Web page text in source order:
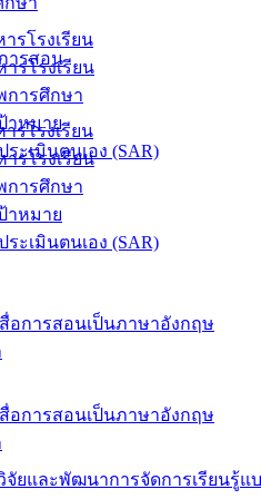
ารสอน
รโรงเรียน
รโรงเรียน
ารศึกษา
าหมาย
ระเมินตนเอง (SAR)
อการสอนเป็นภาษาอังกฤษ
รโรงเรียน
รโรงเรียน
ารศึกษา
าหมาย
ระเมินตนเอง (SAR)
อการสอนเป็นภาษาอังกฤษ
วิจัยและพัฒนาการจัดการเรียนรู้แ